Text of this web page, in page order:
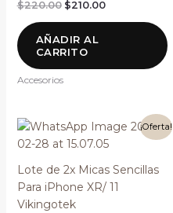
$220.00 $210.00
AÑADIR AL
CARRITO
Accesorios
¡Oferta!
Lote de 2x Micas Sencillas
Para iPhone XR/ 11
Vikingotek
El
precio
original
$80.00.
El
precio
actual
$50.00.